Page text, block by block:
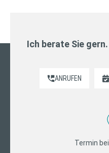
Ich berate Sie
ANRUFEN
Termin